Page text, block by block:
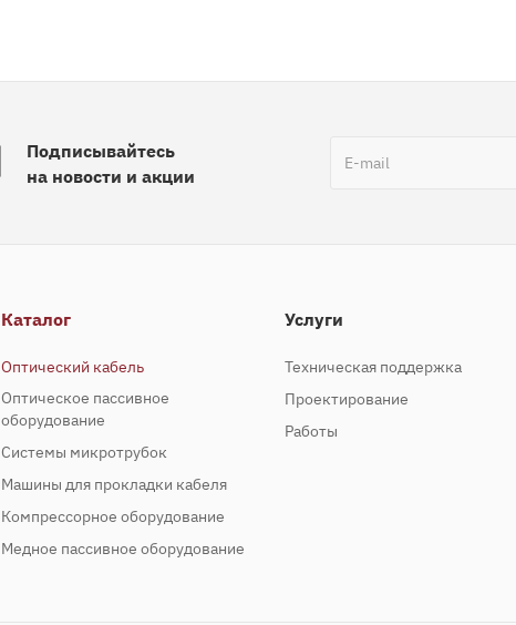
Подписывайтесь
на новости и акции
Каталог
Оптический кабель
Оптическое пассивное
оборудование
Системы микротрубок
Машины для прокладки кабеля
Компрессорное оборудование
Медное пассивное оборудование
Услуги
Техническая поддержка
Проектирование
Работы